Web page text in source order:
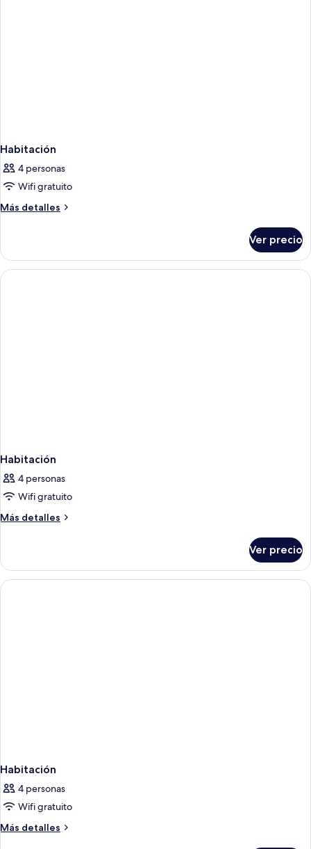
Habitación
4 personas
Wifi gratuito
Más detalles
Más
Ver precio
Habitación
4 personas
Wifi gratuito
Más detalles
Más
Ver precio
Habitación
4 personas
Wifi gratuito
Más detalles
Más